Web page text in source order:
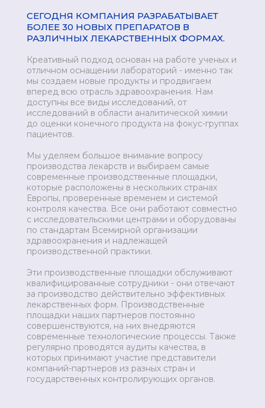
СЕГОДНЯ КОМПАНИЯ РАЗРАБАТЫВАЕТ
БОЛЕЕ 30 НОВЫХ ПРЕПАРАТОВ В
РАЗЛИЧНЫХ ЛЕКАРСТВЕННЫХ ФОРМАХ.
Креативный подход основан на работе ученых и
отличном оснащении лабораторий - именно так
мы создаем новые продукты и продвигаем
вперед всю отрасль здравоохранения. Нам
доступны все виды исследований, от
исследований в области аналитической химии
до оценки конечного продукта на фокус-группах
пациентов.
Мы уделяем большое внимание вопросу
производства лекарств и выбираем самые
современные производственные площадки,
которые расположены в нескольких странах
Европы, проверенные временем и системой
контроля качества. Все они работают совместно
с исследовательскими центрами и оборудованы
по стандартам Всемирной организации
здравоохранения и надлежащей
производственной практики.
Эти производственные площадки обслуживают
квалифицированные сотрудники - они отвечают
за производство действительно эффективных
лекарственных форм. Производственные
площадки наших партнеров постоянно
совершенствуются, на них внедряются
современные технологические процессы. Также
регулярно проводятся аудиты качества, в
которых принимают участие представители
компаний-партнеров из разных стран и
государственных контролирующих органов.